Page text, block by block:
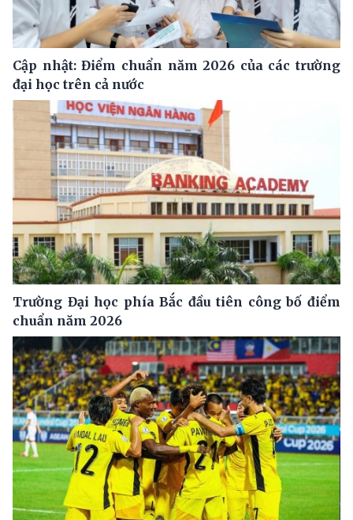
Cập nhật: Điểm chuẩn năm 2026 của các trường
đại học trên cả nước
Trường Đại học phía Bắc đầu tiên công bố điểm
chuẩn năm 2026